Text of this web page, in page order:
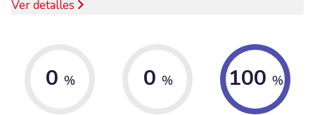
Ver detalles
0 % 0 % 100 %